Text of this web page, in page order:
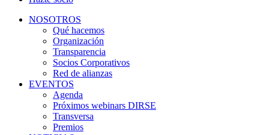
NOSOTROS
Qué hacemos
Organización
Transparencia
Socios Corporativos
Red de alianzas
EVENTOS
Agenda
Próximos webinars DIRSE
Transversa
Premios